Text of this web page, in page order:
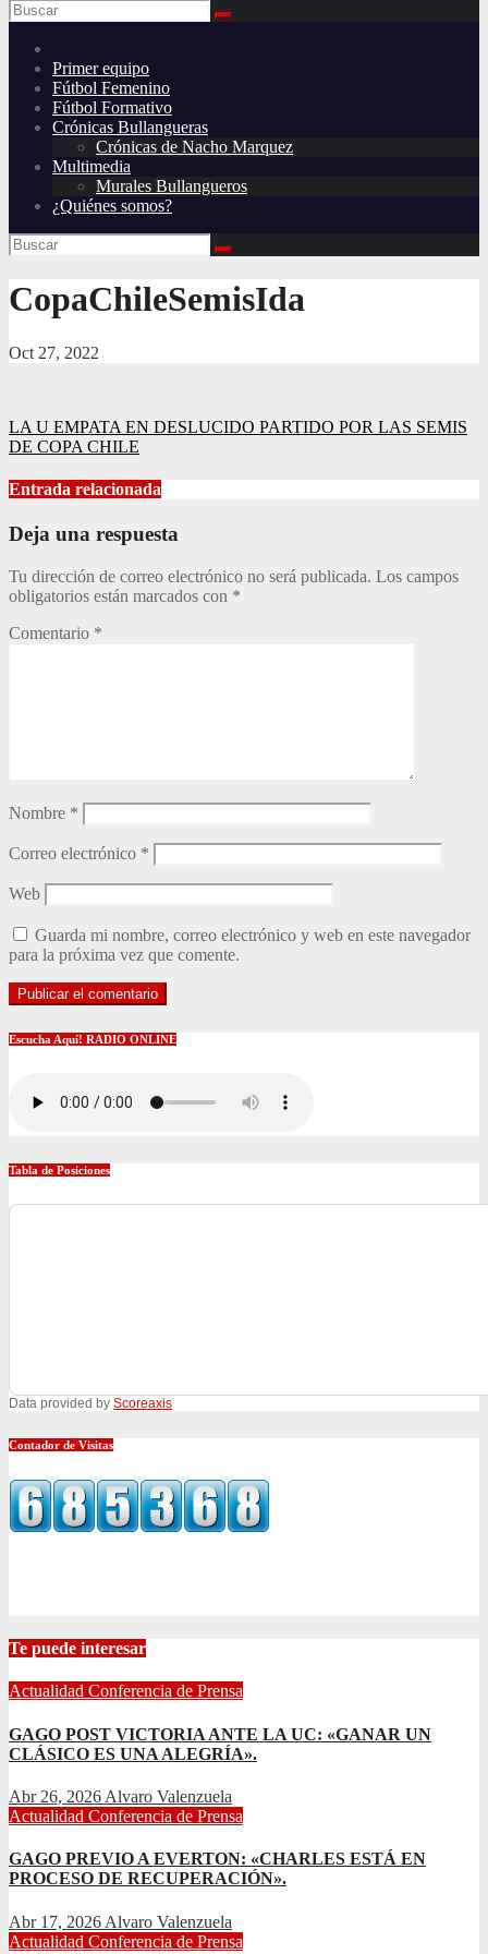
Primer equipo
Fútbol Femenino
Fútbol Formativo
Crónicas Bullangueras
Crónicas de Nacho Marquez
Multimedia
Murales Bullangueros
¿Quiénes somos?
CopaChileSemisIda
Oct 27, 2022
Navegación
de
entradas
LA U EMPATA EN DESLUCIDO PARTIDO POR LAS SEMIS
DE COPA CHILE
Entrada relacionada
Deja una respuesta
Tu dirección de correo electrónico no será publicada. Los campos
obligatorios están marcados con *
Comentario *
Nombre *
Correo electrónico *
Web
Guarda mi nombre, correo electrónico y web en este navegador
para la próxima vez que comente.
Escucha Aquí! RADIO ONLINE
Tabla de Posiciones
Data provided by Scoreaxis
Contador de Visitas
Te puede interesar
Actualidad Conferencia de Prensa
GAGO POST VICTORIA ANTE LA UC: «GANAR UN
CLÁSICO ES UNA ALEGRÍA».
Abr 26, 2026 Alvaro Valenzuela
Actualidad Conferencia de Prensa
GAGO PREVIO A EVERTON: «CHARLES ESTÁ EN
PROCESO DE RECUPERACIÓN».
Abr 17, 2026 Alvaro Valenzuela
Actualidad Conferencia de Prensa